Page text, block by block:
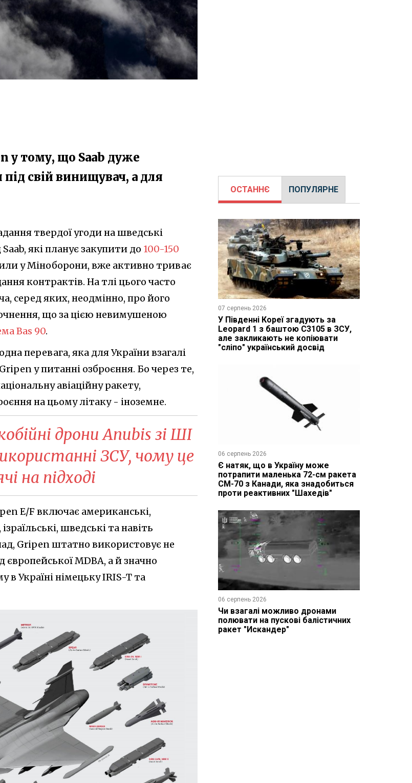
у тому, що Saab дуже
свій винищувач, а для
твердої угоди на шведські
які планує закупити до 100-150
у Міноборони, вже активно триває
контрактів. На тлі цього часто
серед яких, неодмінно, про його
що за цією невимушеною
Bas 90.
перевага, яка для України взагалі
у питанні озброєння. Бо через те,
авіаційну ракету,
на цьому літаку - іноземне.
дрони Anubis зі ШІ
ЗСУ, чому це
на підході
E/F включає американські,
шведські та навіть
Gripen штатно використовує не
MDBA, а й значно
в Україні німецьку IRIS-T та
ОСТАННЄ ПОПУЛЯРНЕ
07 серпень 2026
У Південні Кореї згадують за
Leopard 1 з баштою C3105 в ЗСУ,
але закликають не копіювати
"сліпо" український досвід
06 серпень 2026
Є натяк, що в Україну може
потрапити маленька 72-см ракета
CM-70 з Канади, яка знадобиться
проти реактивних "Шахедів"
06 серпень 2026
Чи взагалі можливо дронами
полювати на пускові балістичних
ракет "Искандер"